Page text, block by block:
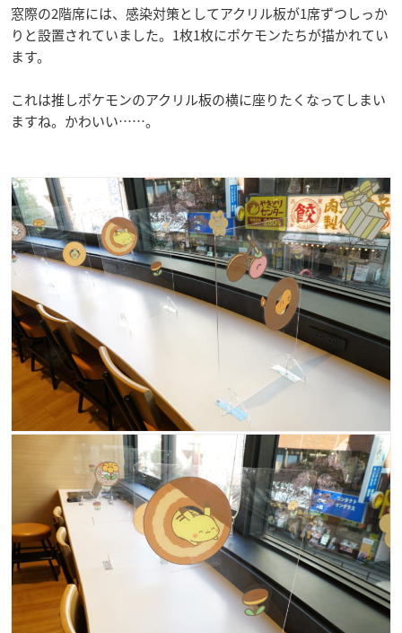
窓際の2階席には、感染対策としてアクリル板が1席ずつしっか
りと設置されていました。1枚1枚にポケモンたちが描かれてい
ます。
これは推しポケモンのアクリル板の横に座りたくなってしまい
ますね。かわいい……。